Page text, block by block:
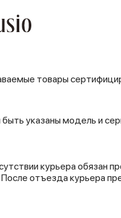
товары
указаны модель и
курьера обязан
отъезда курьера